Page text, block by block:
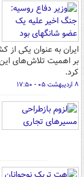
ایران به عنوان یکی
بر اهمیت تلاش‌های این
کرد.
۸ اردیبهشت ۰۵ - ۱۷:۵۰